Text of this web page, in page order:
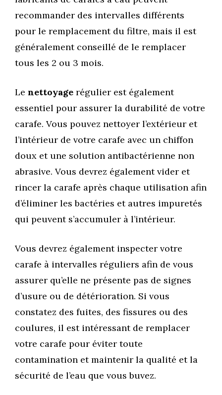
recommander des intervalles différents
pour le remplacement du filtre, mais il est
généralement conseillé de le remplacer
tous les 2 ou 3 mois.
Le nettoyage régulier est également
essentiel pour assurer la durabilité de votre
carafe. Vous pouvez nettoyer l’extérieur et
l’intérieur de votre carafe avec un chiffon
doux et une solution antibactérienne non
abrasive. Vous devrez également vider et
rincer la carafe après chaque utilisation afin
d’éliminer les bactéries et autres impuretés
qui peuvent s’accumuler à l’intérieur.
Vous devrez également inspecter votre
carafe à intervalles réguliers afin de vous
assurer qu’elle ne présente pas de signes
d’usure ou de détérioration. Si vous
constatez des fuites, des fissures ou des
coulures, il est intéressant de remplacer
votre carafe pour éviter toute
contamination et maintenir la qualité et la
sécurité de l’eau que vous buvez.